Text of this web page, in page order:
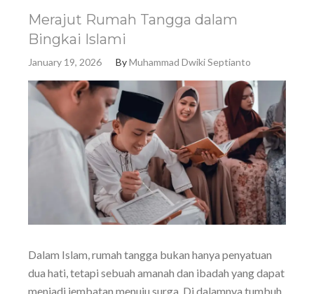
Merajut Rumah Tangga dalam
Bingkai Islami
January 19, 2026 ByMuhammad Dwiki Septianto
Dalam Islam, rumah tangga bukan hanya penyatuan
dua hati, tetapi sebuah amanah dan ibadah yang dapat
menjadi jembatan menuju surga. Di dalamnya tumbuh